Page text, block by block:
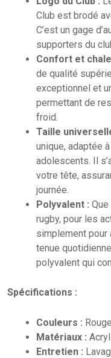
Club est brodé
C’est un gage
supporters du
Confort et
de qualité
exceptionnel et
permettant de
froid.
Taille
unique, adaptée
adolescents. Il
votre tête,
journée.
Polyvalent :
rugby, pour les
simplement pour
tenue
polyvalent qui
Spécifications :
Couleurs :
Matériaux :
Entretien :